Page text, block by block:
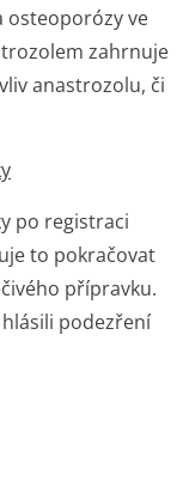
osteoporózy ve
zahrnuje
anastrozolu, či
po registraci
to pokračovat
přípravku.
podezření